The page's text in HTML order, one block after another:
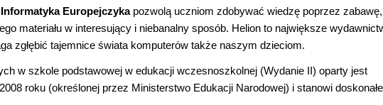
Europejczykapozwolą uczniom zdobywać wiedzę poprzez
materiału w interesujący i niebanalny sposób. Helion to największe
zgłębić tajemnice świata komputerów także naszym dzieciom.
w szkole podstawowej w edukacji wczesnoszkolnej (Wydanie II) oparty jest
roku (określonej przez Ministerstwo Edukacji Narodowej) i stanowi doskonałe